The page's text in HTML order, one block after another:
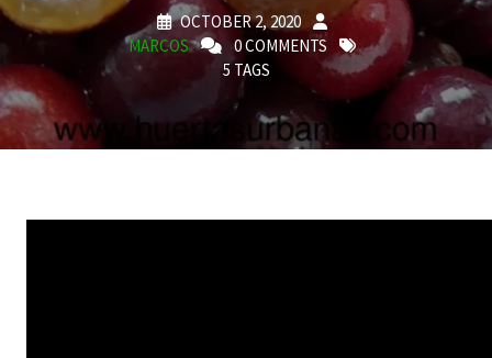
OCTOBER 2, 2020
MARCOS
0 COMMENTS
5 TAGS